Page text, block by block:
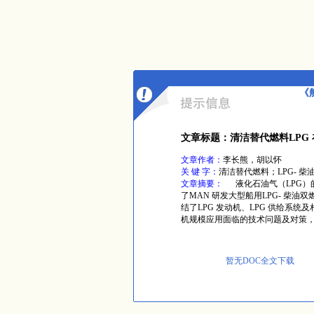
文章标题：清洁替代燃料LPG
文章作者： 李长熊，胡以怀
关 键 字： 清洁替代燃料；LPG- 柴
文章摘要：
液化石油气（LPG）
了MAN 研发大型船用LPG- 柴油双
结了LPG 发动机、LPG 供给系统
机规模应用面临的技术问题及对策
暂无DOC全文下载